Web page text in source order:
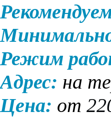
Режим
Адрес: на
Цена: от